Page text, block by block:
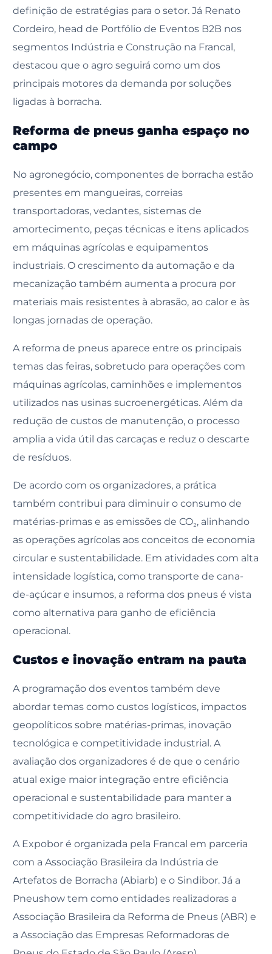
definição de estratégias para o setor. Já Renato
Cordeiro, head de Portfólio de Eventos B2B nos
segmentos Indústria e Construção na Francal,
destacou que o agro seguirá como um dos
principais motores da demanda por soluções
ligadas à borracha.
Reforma de pneus ganha espaço no
campo
No agronegócio, componentes de borracha estão
presentes em mangueiras, correias
transportadoras, vedantes, sistemas de
amortecimento, peças técnicas e itens aplicados
em máquinas agrícolas e equipamentos
industriais. O crescimento da automação e da
mecanização também aumenta a procura por
materiais mais resistentes à abrasão, ao calor e às
longas jornadas de operação.
A reforma de pneus aparece entre os principais
temas das feiras, sobretudo para operações com
máquinas agrícolas, caminhões e implementos
utilizados nas usinas sucroenergéticas. Além da
redução de custos de manutenção, o processo
amplia a vida útil das carcaças e reduz o descarte
de resíduos.
De acordo com os organizadores, a prática
também contribui para diminuir o consumo de
matérias-primas e as emissões de CO₂, alinhando
as operações agrícolas aos conceitos de economia
circular e sustentabilidade. Em atividades com alta
intensidade logística, como transporte de cana-
de-açúcar e insumos, a reforma dos pneus é vista
como alternativa para ganho de eficiência
operacional.
Custos e inovação entram na pauta
A programação dos eventos também deve
abordar temas como custos logísticos, impactos
geopolíticos sobre matérias-primas, inovação
tecnológica e competitividade industrial. A
avaliação dos organizadores é de que o cenário
atual exige maior integração entre eficiência
operacional e sustentabilidade para manter a
competitividade do agro brasileiro.
A Expobor é organizada pela Francal em parceria
com a Associação Brasileira da Indústria de
Artefatos de Borracha (Abiarb) e o Sindibor. Já a
Pneushow tem como entidades realizadoras a
Associação Brasileira da Reforma de Pneus (ABR) e
a Associação das Empresas Reformadoras de